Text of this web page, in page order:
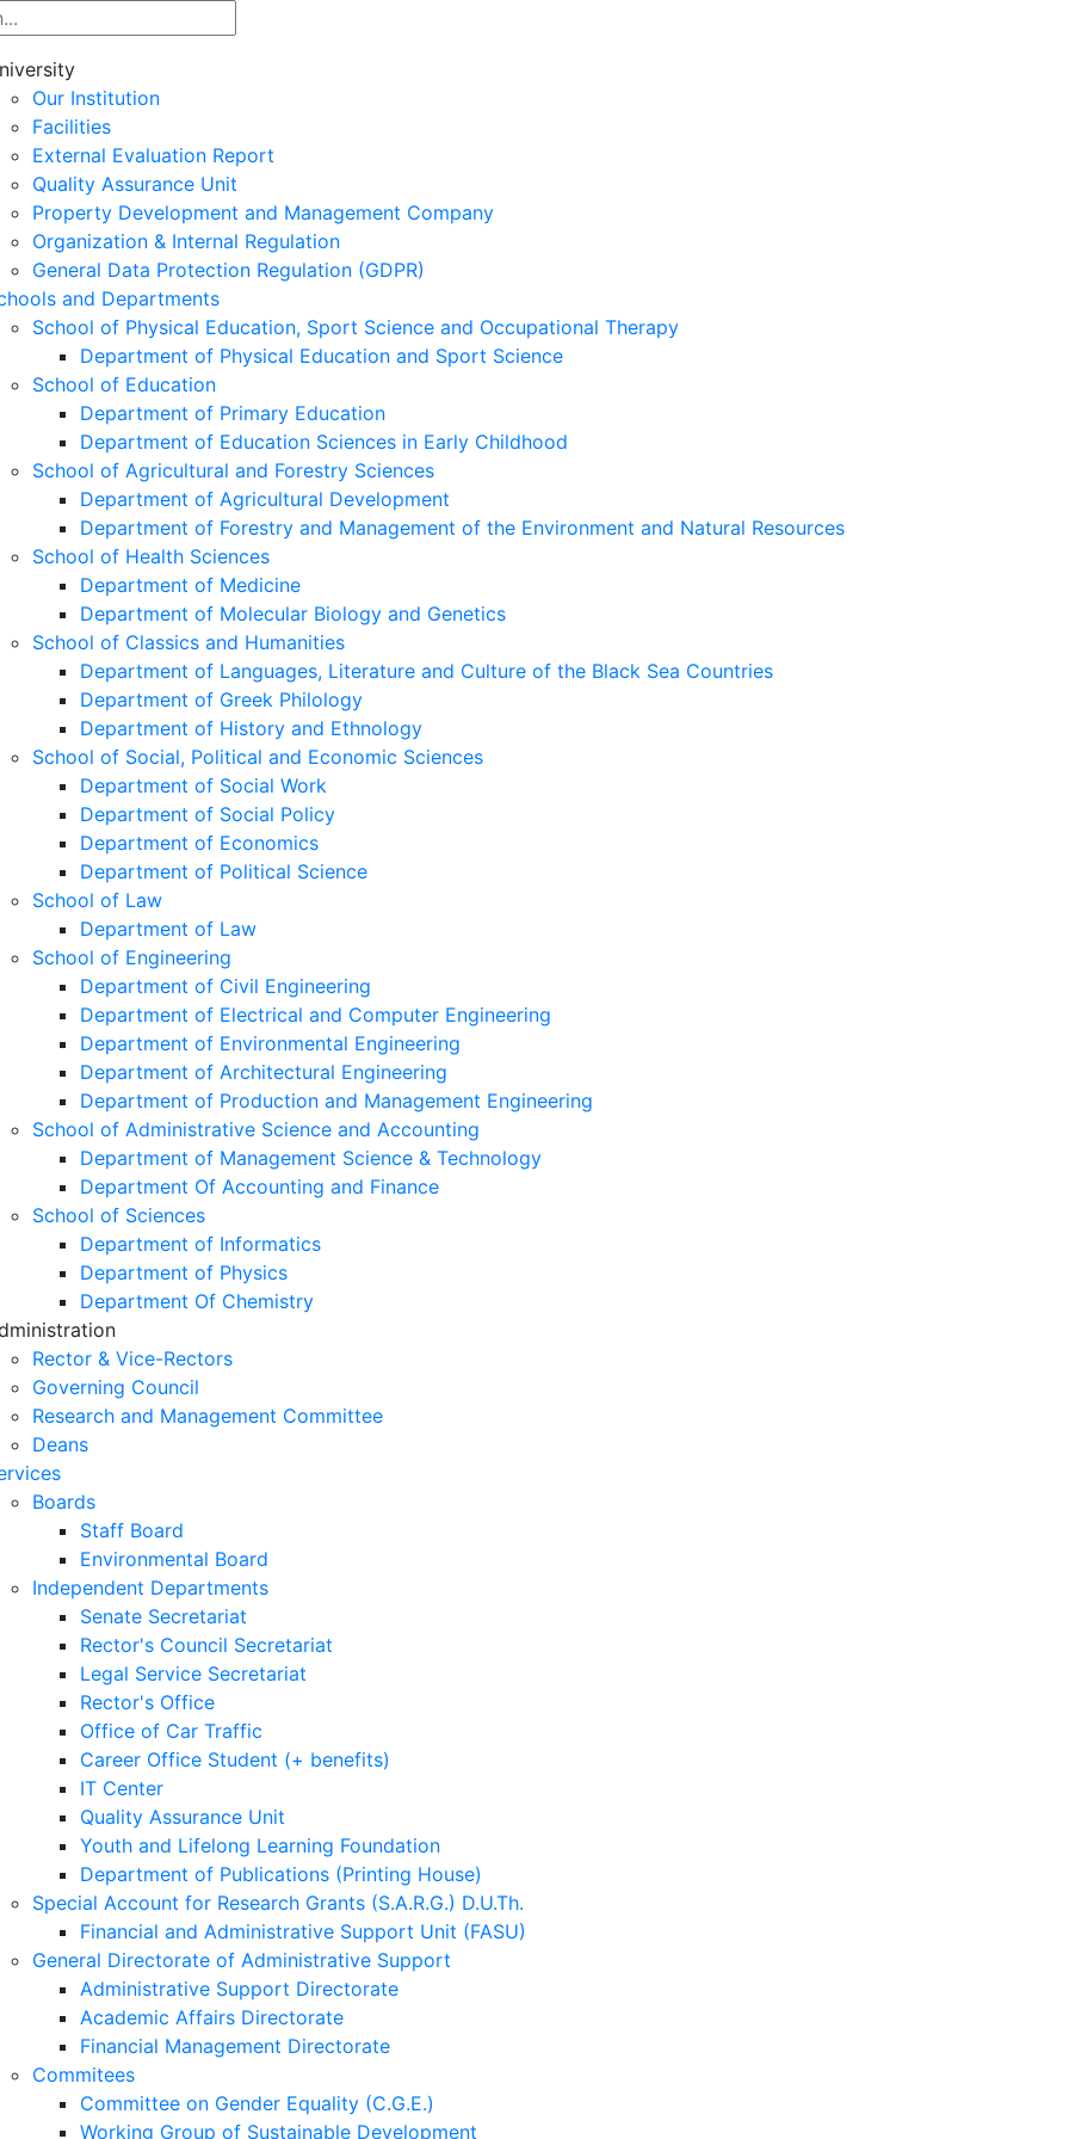
Our Institution
Facilities
External Evaluation Report
Quality Assurance Unit
Property Development and Management Company
Organization & Internal Regulation
General Data Protection Regulation (GDPR)
and Departments
School of Physical Education, Sport Science and Occupational Therapy
Department of Physical Education and Sport Science
School of Education
Department of Primary Education
Department of Education Sciences in Early Childhood
School of Agricultural and Forestry Sciences
Department of Agricultural Development
Department of Forestry and Management of the Environment and Natural Resources
School of Health Sciences
Department of Medicine
Department of Molecular Biology and Genetics
School of Classics and Humanities
Department of Languages, Literature and Culture of the Black Sea Countries
Department of Greek Philology
Department of History and Ethnology
School of Social, Political and Economic Sciences
Department of Social Work
Department of Social Policy
Department of Economics
Department of Political Science
School of Law
Department of Law
School of Engineering
Department of Civil Engineering
Department of Electrical and Computer Engineering
Department of Environmental Engineering
Department of Architectural Engineering
Department of Production and Management Engineering
School of Administrative Science and Accounting
Department of Management Science & Technology
Department Of Accounting and Finance
School of Sciences
Department of Informatics
Department of Physics
Department Of Chemistry
Rector & Vice-Rectors
Governing Council
Research and Management Committee
Deans
Boards
Staff Board
Environmental Board
Independent Departments
Senate Secretariat
Rector's Council Secretariat
Legal Service Secretariat
Rector's Office
Office of Car Traffic
Career Office Student (+ benefits)
IT Center
Quality Assurance Unit
Youth and Lifelong Learning Foundation
Department of Publications (Printing House)
Special Account for Research Grants (S.A.R.G.) D.U.Th.
Financial and Administrative Support Unit (FASU)
General Directorate of Administrative Support
Administrative Support Directorate
Academic Affairs Directorate
Financial Management Directorate
Commitees
Committee on Gender Equality (C.G.E.)
Working Group of Sustainable Development